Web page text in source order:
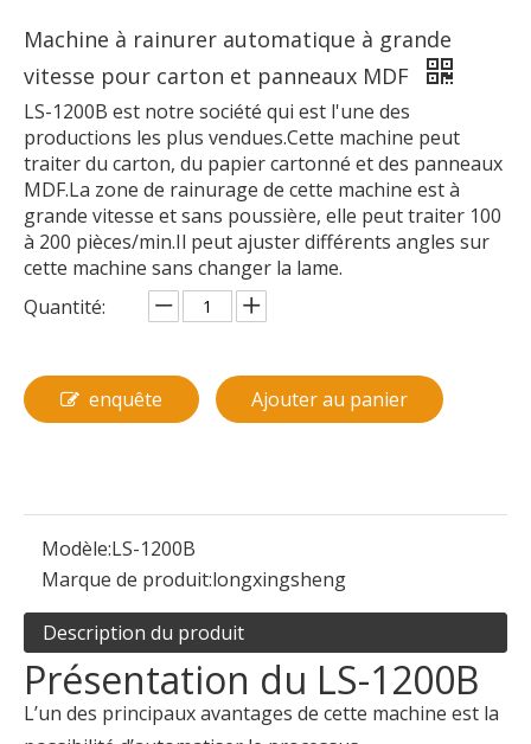
Machine à rainurer automatique à grande
vitesse pour carton et panneaux MDF
LS-1200B est notre société qui est l'une des
productions les plus vendues.Cette machine peut
traiter du carton, du papier cartonné et des panneaux
MDF.La zone de rainurage de cette machine est à
grande vitesse et sans poussière, elle peut traiter 100
à 200 pièces/min.Il peut ajuster différents angles sur
cette machine sans changer la lame.
Quantité:
enquête Ajouter au panier
Modèle:LS-1200B
Marque de produit:longxingsheng
Description du produit
Présentation du LS-1200B
L’un des principaux avantages de cette machine est la